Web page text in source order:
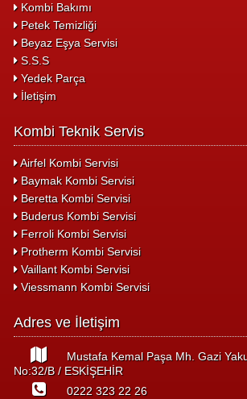
Kombi Bakımı
Petek Temizliği
Beyaz Eşya Servisi
S.S.S
Yedek Parça
İletişim
Kombi Teknik Servis
Airfel Kombi Servisi
Baymak Kombi Servisi
Beretta Kombi Servisi
Buderus Kombi Servisi
Ferroli Kombi Servisi
Protherm Kombi Servisi
Vaillant Kombi Servisi
Viessmann Kombi Servisi
Adres ve İletişim
Mustafa Kemal Paşa Mh. Gazi
No:32/B / ESKİŞEHİR
0222 323 22 26